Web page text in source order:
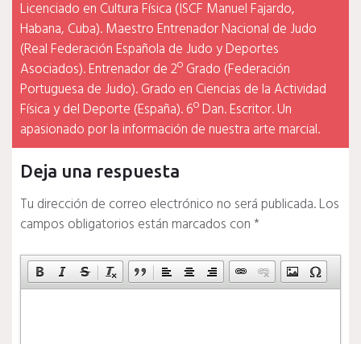
Licenciado en Cultura Física (ISCF Manuel Fajardo,
Habana, Cuba). Maestro Entrenador Nacional de Judo
(Real Federación Española de Judo y Deportes
Asociados). Entrenador de 2º Grado (Federación
Portuguesa de Judo). Grado en Ciencias de la Actividad
Física y del Deporte (España). 6º Dan. Escritor. Un
apasionado por la información de nuestra arte marcial.
Deja una respuesta
Tu dirección de correo electrónico no será publicada.Los
campos obligatorios están marcados con*